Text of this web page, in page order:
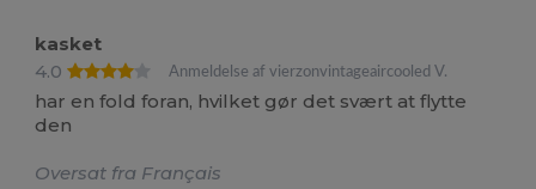
kasket
4.0
Anmeldelse af vierzonvintageaircooled V.
har en fold foran, hvilket gør det svært at flytte
den
Oversat fra Français